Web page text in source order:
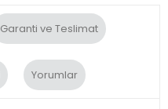
Garanti ve Teslimat
Yorumlar